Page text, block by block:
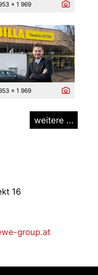
x 1 969
x 1 969
weitere ...
16
group.at